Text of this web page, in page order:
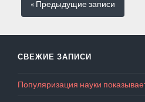
« Предыдущиезаписи
СВЕЖИЕ ЗАПИСИ
Популяризация науки